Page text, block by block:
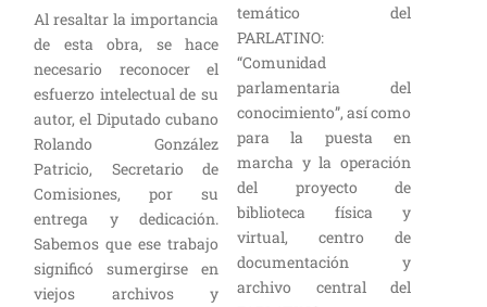
Al resaltar la importancia
de esta obra, se hace
necesario reconocer el
esfuerzo intelectual de su
autor, el Diputado cubano
Rolando González
Patricio, Secretario de
Comisiones, por su
entrega y dedicación.
Sabemos que ese trabajo
significó sumergirse en
viejos archivos y
temático del
PARLATINO:
“Comunidad
parlamentaria del
conocimiento”, así como
para la puesta en
marcha y la operación
del proyecto de
biblioteca física y
virtual, centro de
documentación y
archivo central del